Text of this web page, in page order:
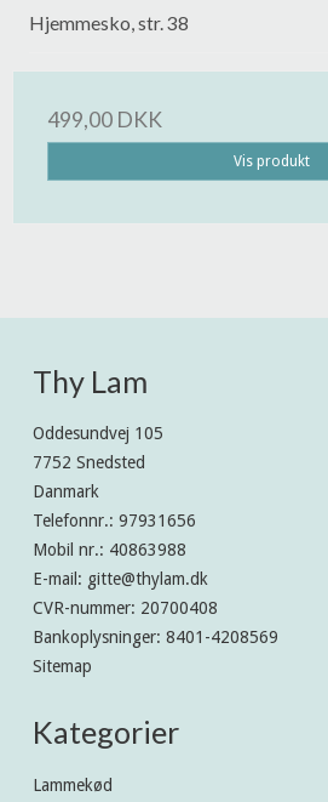
Hjemmesko, str. 38
499,00 DKK
Vis produkt
Thy Lam
Oddesundvej 105
7752 Snedsted
Danmark
Telefonnr.: 97931656
Mobil nr.: 40863988
E-mail : gitte@thylam.dk
CVR-nummer: 20700408
Bankoplysninger: 8401-4208569
Sitemap
Kategorier
Lammekød